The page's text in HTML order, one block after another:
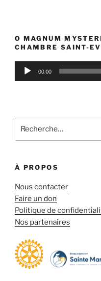
O MAGNUM
CHAMBRE SAINT-
Lecteur
00:00
Recherche
À PROPOS
Nous contacter
Faire un don
Politique de
Nos partenaires